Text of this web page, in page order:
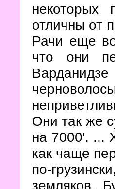
некоторых
отличны от
Рачи еще
что они
Они так же
на 7000'. ...
как чаще
по-
земляков.